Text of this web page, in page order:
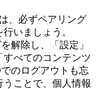
、必ずペアリング
いましょう。
解除し、「設定」
べてのコンテンツ
のログアウトも忘
ことで、個人情報